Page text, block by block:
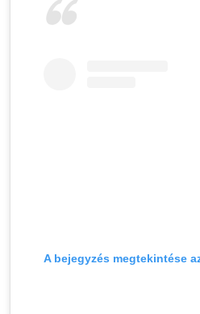
A bejegyzés megtekintése